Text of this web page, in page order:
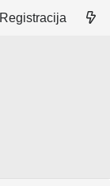
Registracija